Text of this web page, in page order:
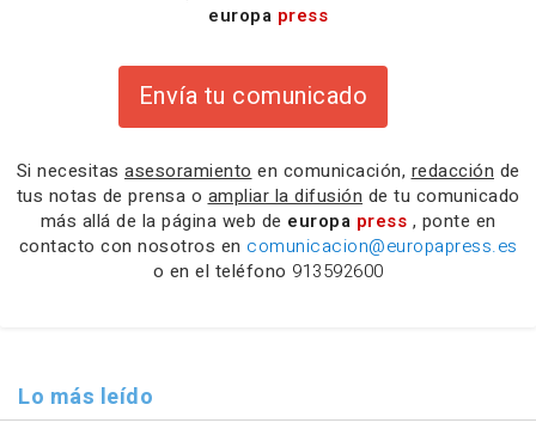
europa press
Envía tu comunicado
Si necesitas asesoramiento en comunicación, redacción de
tus notas de prensa o ampliar la difusión de tu comunicado
más allá de la página web de europa press , ponte en
contacto con nosotros en comunicacion@europapress.es
o en el teléfono 913592600
Lo más leído